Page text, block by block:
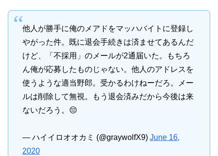
他人が勝手に俺のメアドをマッハバイトに登録し
やがった件。既に退会手続きは済ませてあるんだ
けど、「不採用」のメールが2通届いた。もちろ
ん俺が応募したものじゃない。他人のアドレスを
使うような適当野郎。受かるわけねーだろ。メー
ルは削除して無視。もう退会済みだから今後は来
ないだろう。😔
— ハイイロオオカミ (@graywolfX9) June 16,
2020